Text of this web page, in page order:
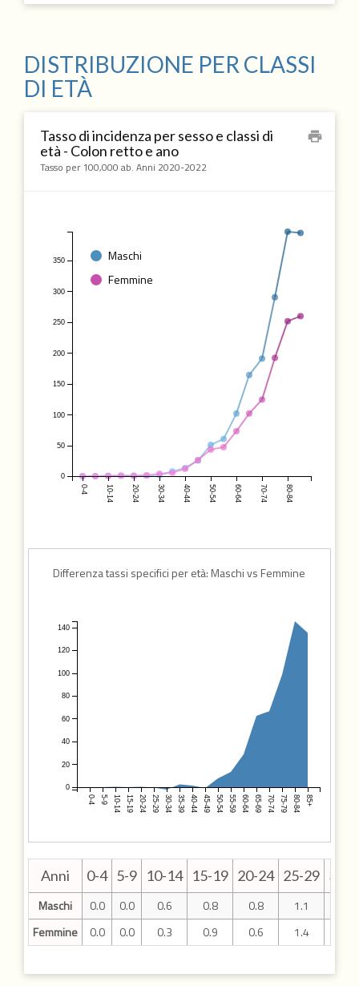
DISTRIBUZIONE PER CLASSI
DI ETÀ
Tasso di incidenza per sesso e classi di
età - Colon retto e ano
Tasso per 100,000 ab. Anni 2020-2022
print
Maschi
Femmine
0-4 10-14 20-24 30-34 40-44 50-54 60-64 70-74 80-84
0
50
100
150
200
250
300
350
Differenza tassi specifici per età: Maschi vs Femmine
0-4 5-9 10-14 15-19 20-24 25-29 30-34 35-39 40-44 45-49 50-54 55-59 60-64 65-69 70-74 75-79 80-84 85+
0
20
40
60
80
100
120
140
Anni 0-4 5-9 10-14 15-19 20-24 25-29 30-
Maschi 0.0 0.0 0.6 0.8 0.8 1.1
Femmine
0.0 0.0 0.3 0.9 0.6 1.4